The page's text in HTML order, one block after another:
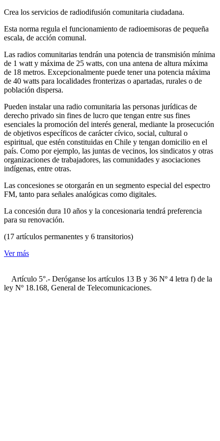
Crea los servicios de radiodifusión comunitaria ciudadana.
Esta norma regula el funcionamiento de radioemisoras de pequeña
escala, de acción comunal.
Las radios comunitarias tendrán una potencia de transmisión mínima
de 1 watt y máxima de 25 watts, con una antena de altura máxima
de 18 metros. Excepcionalmente puede tener una potencia máxima
de 40 watts para localidades fronterizas o apartadas, rurales o de
población dispersa.
Pueden instalar una radio comunitaria las personas jurídicas de
derecho privado sin fines de lucro que tengan entre sus fines
esenciales la promoción del interés general, mediante la prosecución
de objetivos específicos de carácter cívico, social, cultural o
espiritual, que estén constituidas en Chile y tengan domicilio en el
país. Como por ejemplo, las juntas de vecinos, los sindicatos y otras
organizaciones de trabajadores, las comunidades y asociaciones
indígenas, entre otras.
Las concesiones se otorgarán en un segmento especial del espectro
FM, tanto para señales analógicas como digitales.
La concesión dura 10 años y la concesionaria tendrá preferencia
para su renovación.
(17 artículos permanentes y 6 transitorios)
Ver más
Artículo 5°.- Deróganse los artículos 13 B y 36 Nº 4 letra f) de la
ley Nº 18.168, General de Telecomunicaciones.